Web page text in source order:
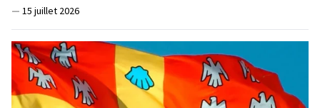
— 15 juillet 2026